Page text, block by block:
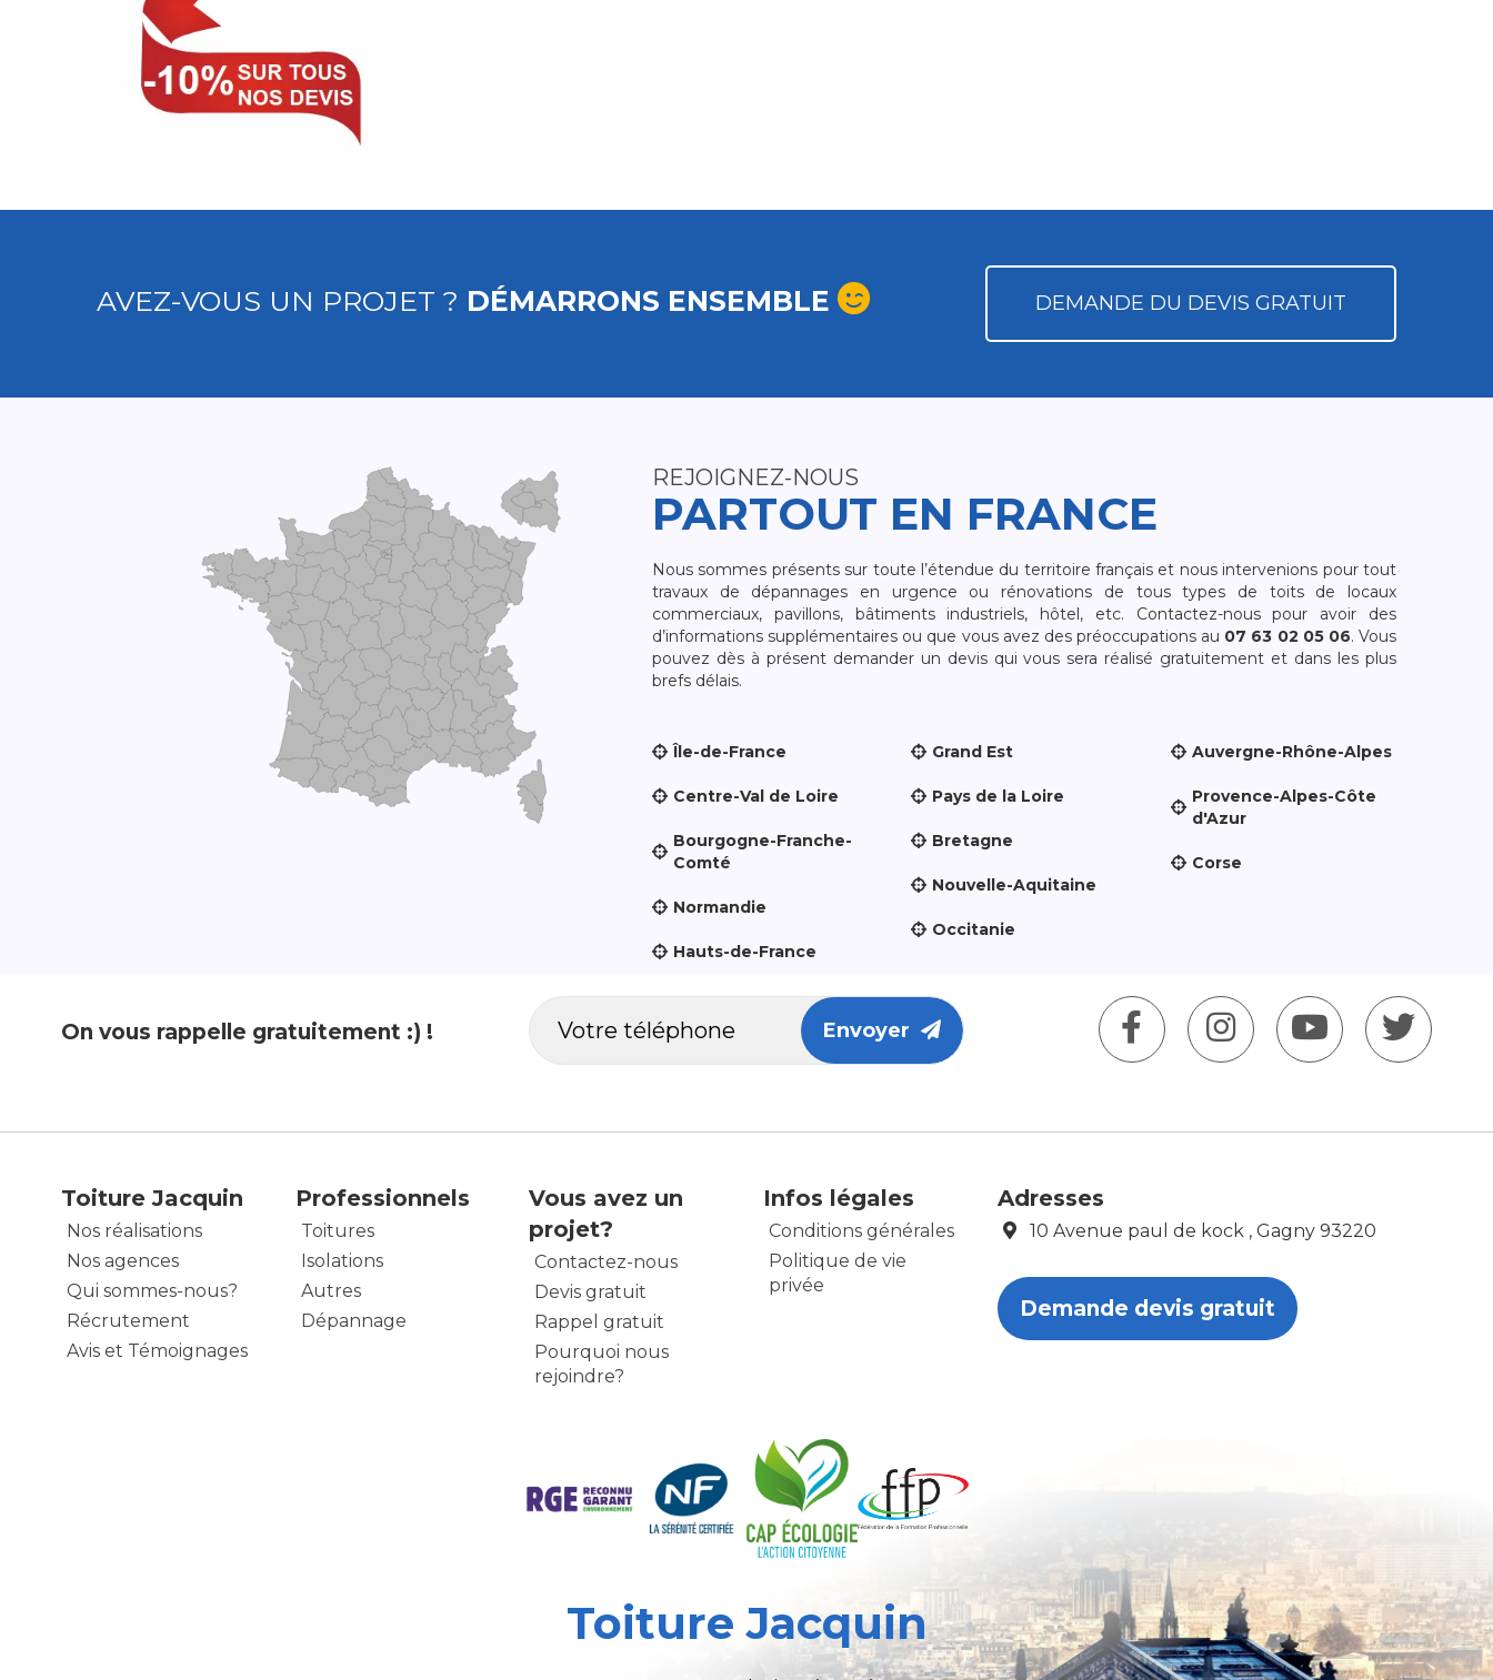
AVEZ-VOUS UN PROJET ? DÉMARRONS ENSEMBLE DEMANDE DU DEVIS GRATUIT
REJOIGNEZ-NOUS
PARTOUT EN FRANCE
Nous sommes présents sur toute l’étendue du territoire français et nous intervenions pour tout
travaux de dépannages en urgence ou rénovations de tous types de toits de locaux
commerciaux, pavillons, bâtiments industriels, hôtel, etc. Contactez-nous pour avoir des
d’informations supplémentaires ou que vous avez des préoccupations au 07 63 02 05 06. Vous
pouvez dès à présent demander un devis qui vous sera réalisé gratuitement et dans les plus
brefs délais.
Île-de-France
Centre-Val de Loire
Bourgogne-Franche-
Comté
Normandie
Hauts-de-France
Grand Est
Pays de la Loire
Bretagne
Nouvelle-Aquitaine
Occitanie
Auvergne-Rhône-Alpes
Provence-Alpes-Côte
d'Azur
Corse
On vous rappelle gratuitement :) ! Envoyer
Toiture Jacquin
Nos réalisations
Nos agences
Qui sommes-nous?
Récrutement
Avis et Témoignages
Professionnels
Toitures
Isolations
Autres
Dépannage
Vous avez un
projet?
Contactez-nous
Devis gratuit
Rappel gratuit
Pourquoi nous
rejoindre?
Infos légales
Conditions générales
Politique de vie
privée
Adresses
10 Avenue paul de kock , Gagny 93220
Demande devis gratuit
Toiture Jacquin